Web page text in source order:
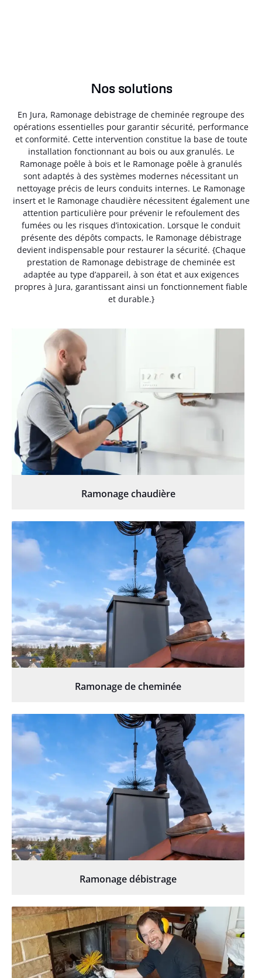
Nos solutions
En Jura, Ramonage debistrage de cheminée regroupe des
opérations essentielles pour garantir sécurité, performance
et conformité. Cette intervention constitue la base de toute
installation fonctionnant au bois ou aux granulés. Le
Ramonage poêle à bois et le Ramonage poêle à granulés
sont adaptés à des systèmes modernes nécessitant un
nettoyage précis de leurs conduits internes. Le Ramonage
insert et le Ramonage chaudière nécessitent également une
attention particulière pour prévenir le refoulement des
fumées ou les risques d’intoxication. Lorsque le conduit
présente des dépôts compacts, le Ramonage débistrage
devient indispensable pour restaurer la sécurité. {Chaque
prestation de Ramonage debistrage de cheminée est
adaptée au type d’appareil, à son état et aux exigences
propres à Jura, garantissant ainsi un fonctionnement fiable
et durable.}
Ramonage chaudière
Ramonage de cheminée
Ramonage débistrage